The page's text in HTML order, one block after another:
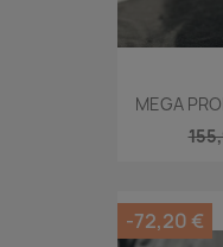
MEGA
-72,20 €